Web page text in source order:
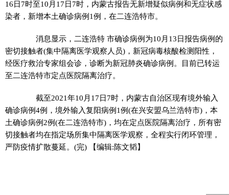
16日7时至10月17日7时，内蒙古报告无新增疑似病例和无症状感
染者，新增本土确诊病例1例，在二连浩特市。
消息显示，二连浩特 市确诊病例为10月13日报告病例的
密切接触者(集中隔离医学观察人员)，新冠病毒核酸检测阳性，
经医疗救治专家组会诊，诊断为新冠肺炎确诊病例。目前已转运
至二连浩特市定点医院隔离治疗。
截至2021年10月17日7时，内蒙古自治区现有境外输入
确诊病例4例，境外输入复阳病例1例(在兴安盟乌兰浩特市)，本
土确诊病例2例(在二连浩特市)，均在定点医院隔离治疗，所有密
切接触者均在指定场所集中隔离医学观察，全程实行闭环管理，
严防疫情扩散蔓延。(完)
【编辑:陈文韬】